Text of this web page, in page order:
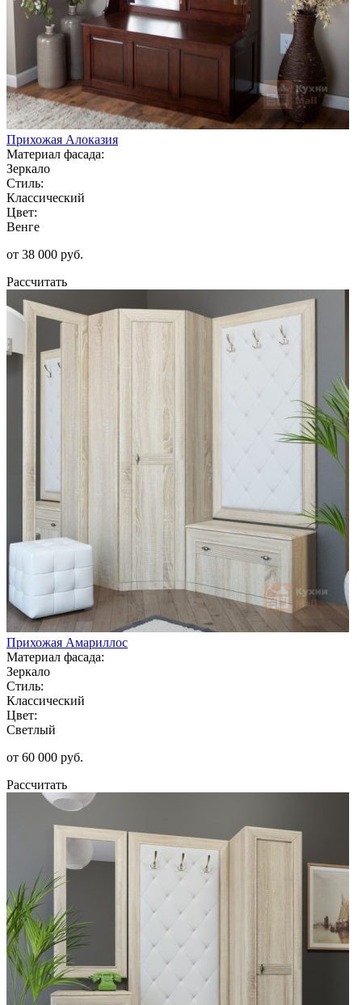
Прихожая Алоказия
Материал фасада:
Зеркало
Стиль:
Классический
Цвет:
Венге
от 38 000 руб.
Рассчитать
Прихожая Амариллос
Материал фасада:
Зеркало
Стиль:
Классический
Цвет:
Светлый
от 60 000 руб.
Рассчитать